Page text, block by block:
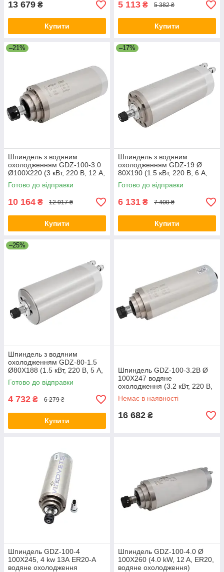
13 679 ₴
Купити
5 113 ₴ 5 382 ₴
Купити
–21%
Шпиндель з водяним
охолодженням GDZ-100-3.0
Ø100X220 (3 кВт, 220 В, 12 А,
ER20) для фрезерного
верстата з ЧПК
Готово до відправки
10 164 ₴ 12 917 ₴
Купити
–17%
Шпиндель з водяним
охолодженням GDZ-19 Ø
80X190 (1.5 кВт, 220 В, 6 А,
ER11) для фрезерного
верстата з ЧПК
Готово до відправки
6 131 ₴ 7 400 ₴
Купити
–25%
Шпиндель з водяним
охолодженням GDZ-80-1.5
Ø80X188 (1.5 кВт, 220 В, 5 А,
ER11) для фрезерного
верстата з ЧПК
Готово до відправки
4 732 ₴ 6 279 ₴
Купити
Шпиндель GDZ-100-3.2B Ø
100Х247 водяне
охолодження (3.2 кВт, 220 В,
12 А, ER20)
Немає в наявності
16 682 ₴
Шпиндель GDZ-100-4
100X245, 4 kw 13А ER20-A
водяне охолодження
Шпиндель GDZ-100-4.0 Ø
100Х260 (4.0 kW, 12 A, ER20,
водяне охолодження)